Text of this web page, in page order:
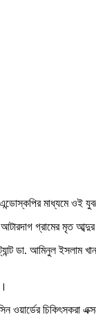
মাধ্যমে ওই
গ্রামের মৃত আব্দুর
ডা. আমিনুল ইসলাম
ওয়ার্ডের চিকিৎসকরা